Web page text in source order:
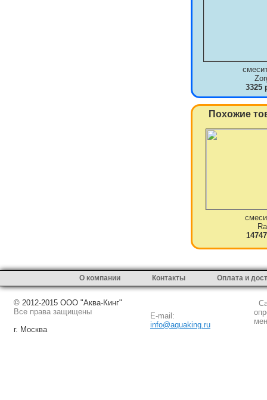
3325
Похожие
О компании Контакты Оплата и
© 2012-2015 ООО "Аква-Кинг"
Все права защищены
г. Москва
E-mail:
info@aquaking.ru